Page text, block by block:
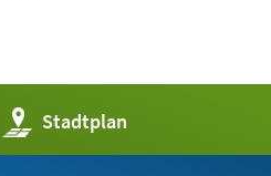
Stadtplan
(Öffnet
in
einem